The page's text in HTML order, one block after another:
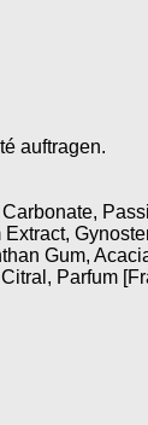
auftragen.
Gum,
Parfum